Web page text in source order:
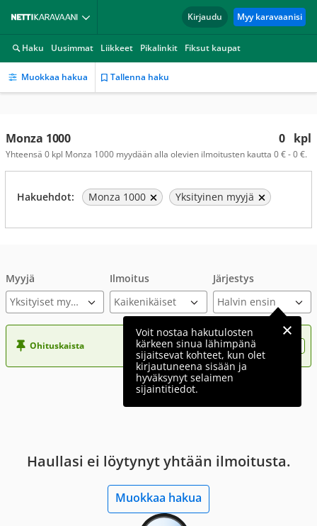
Kirjaudu Myy karavaanisi
Haku Uusimmat Liikkeet Pikalinkit Fiksut kaupat
Muokkaa hakua Tallenna haku
0 kpl
Monza 1000
Yhteensä 0 kpl Monza 1000 myydään alla olevien ilmoitusten kautta 0 € - 0 €.
Hakuehdot: Monza 1000 Yksityinen myyjä
Myyjä
Yksityiset myyjät
Ilmoitus Järjestys
Voit nostaa hakutulosten
kärkeen sinua lähimpänä
sijaitsevat kohteet, kun olet
kirjautuneena sisään ja
hyväksynyt selaimen
sijaintitiedot.
Ohituskaista Nosta ilmoituksesi tähän?
Haullasi ei löytynyt yhtään ilmoitusta.
Muokkaa hakua